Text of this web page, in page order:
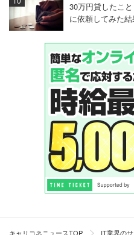
30万円貸したこ
に依頼してみた
キャリコネニュースTOP IT業界の